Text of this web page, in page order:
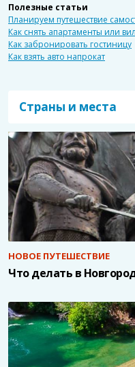
Полезные статьи
Планируем путешествие
Как снять апартаменты или
Как забронировать гостиницу
Как взять авто напрокат
Страны и места
НОВОЕ ПУТЕШЕСТВИЕ
Что делать в